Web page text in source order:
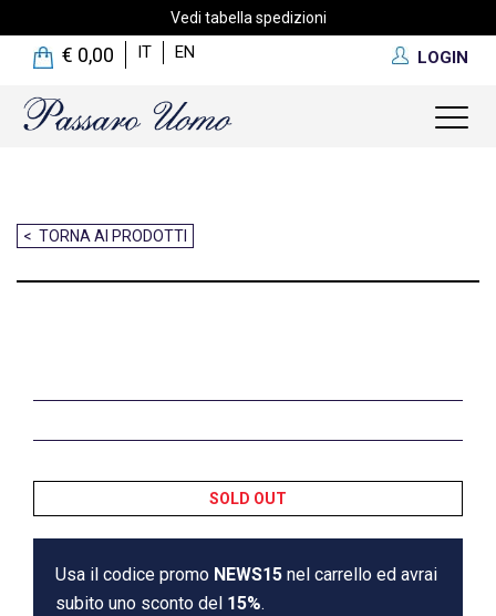
Vedi tabella spedizioni
€ 0,00 IT EN LOGIN
< TORNA AI PRODOTTI
SOLD OUT
Usa il codice promo NEWS15 nel carrello ed avrai
subito uno sconto del 15%.